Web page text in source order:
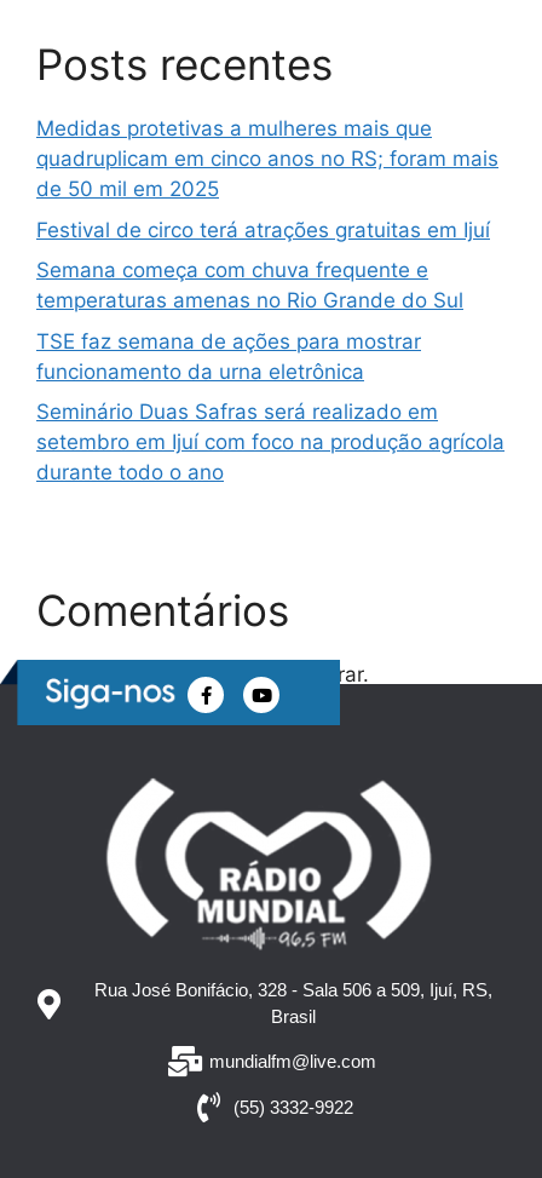
Posts recentes
Medidas protetivas a mulheres mais que
quadruplicam em cinco anos no RS; foram mais
de 50 mil em 2025
Festival de circo terá atrações gratuitas em Ijuí
Semana começa com chuva frequente e
temperaturas amenas no Rio Grande do Sul
TSE faz semana de ações para mostrar
funcionamento da urna eletrônica
Seminário Duas Safras será realizado em
setembro em Ijuí com foco na produção agrícola
durante todo o ano
Comentários
Nenhum comentário para mostrar.
Rua José Bonifácio, 328 - Sala 506 a 509, Ijuí, RS,
Brasil
mundialfm@live.com
(55) 3332-9922